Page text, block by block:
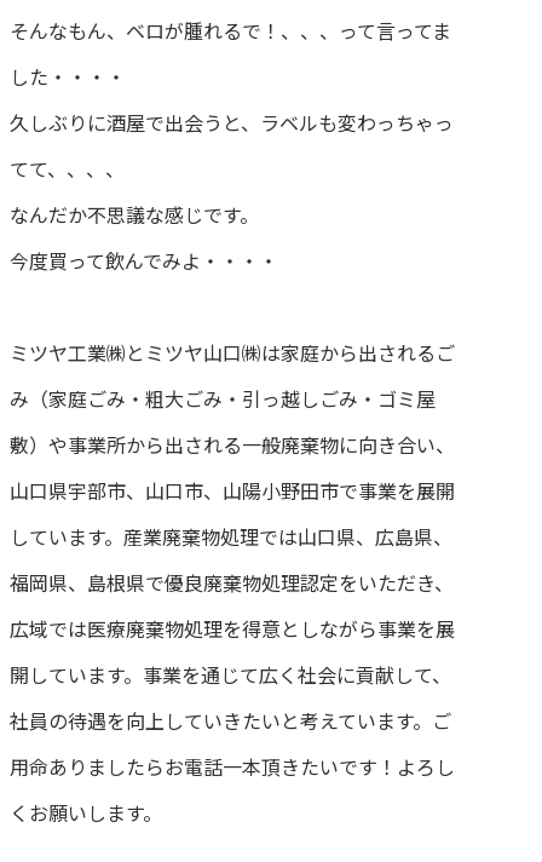
そんなもん、ベロが腫れるで！、、、って言ってま
した・・・・
久しぶりに酒屋で出会うと、ラベルも変わっちゃっ
てて、、、、
なんだか不思議な感じです。
今度買って飲んでみよ・・・・
ミツヤ工業㈱とミツヤ山口㈱は家庭から出されるご
み（家庭ごみ・粗大ごみ・引っ越しごみ・ゴミ屋
敷）や事業所から出される一般廃棄物に向き合い、
山口県宇部市、山口市、山陽小野田市で事業を展開
しています。産業廃棄物処理では山口県、広島県、
福岡県、島根県で優良廃棄物処理認定をいただき、
広域では医療廃棄物処理を得意としながら事業を展
開しています。事業を通じて広く社会に貢献して、
社員の待遇を向上していきたいと考えています。ご
用命ありましたらお電話一本頂きたいです！よろし
くお願いします。